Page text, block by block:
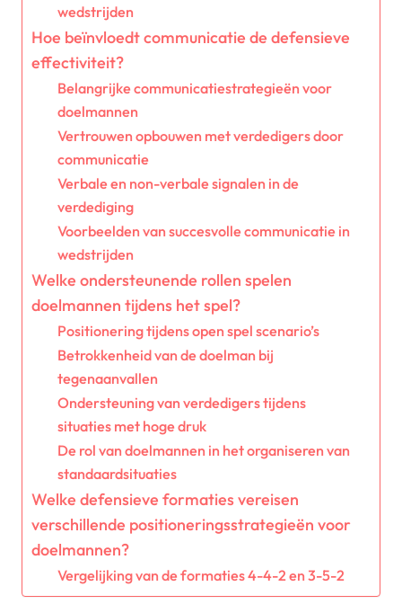
wedstrijden
Hoe beïnvloedt communicatie de defensieve
effectiviteit?
Belangrijke communicatiestrategieën voor
doelmannen
Vertrouwen opbouwen met verdedigers door
communicatie
Verbale en non-verbale signalen in de
verdediging
Voorbeelden van succesvolle communicatie in
wedstrijden
Welke ondersteunende rollen spelen
doelmannen tijdens het spel?
Positionering tijdens open spel scenario’s
Betrokkenheid van de doelman bij
tegenaanvallen
Ondersteuning van verdedigers tijdens
situaties met hoge druk
De rol van doelmannen in het organiseren van
standaardsituaties
Welke defensieve formaties vereisen
verschillende positioneringsstrategieën voor
doelmannen?
Vergelijking van de formaties 4-4-2 en 3-5-2